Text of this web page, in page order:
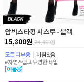
압박스타킹 시스루 - 블랙
15,800원 24,800원
모든 피부용
비침있음
#자연스럽고 투명한 타입
[여름용]